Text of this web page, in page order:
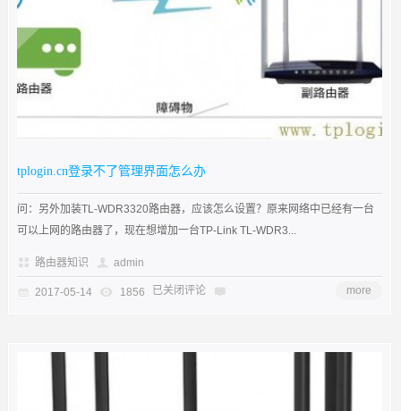
tplogin.cn登录不了管理界面怎么办
问：另外加装TL-WDR3320路由器，应该怎么设置？原来网络中已经有一台
可以上网的路由器了，现在想增加一台TP-Link TL-WDR3...
路由器知识 admin
2017-05-14 1856 已关闭评论 more